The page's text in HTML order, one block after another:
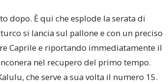
dopo. È qui che esplode la serata di
si lancia sul pallone e con un preciso
Caprile e riportando immediatamente il
nel recupero del primo tempo.
che serve a sua volta il numero 15.